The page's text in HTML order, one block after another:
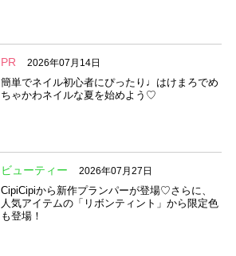
PR 2026年07月14日
簡単でネイル初心者にぴったり♩はけまろでめ
ちゃかわネイルな夏を始めよう♡
ビューティー 2026年07月27日
CipiCipiから新作プランパーが登場♡さらに、
人気アイテムの「リボンティント」から限定色
も登場！